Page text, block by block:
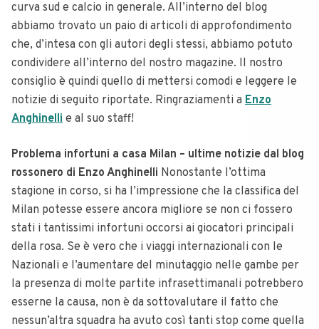
curva sud e calcio in generale. All’interno del blog
abbiamo trovato un paio di articoli di approfondimento
che, d’intesa con gli autori degli stessi, abbiamo potuto
condividere all’interno del nostro magazine. Il nostro
consiglio è quindi quello di mettersi comodi e leggere le
notizie di seguito riportate. Ringraziamenti a Enzo
Anghinelli e al suo staff!
Problema infortuni a casa Milan – ultime notizie dal blog
rossonero di Enzo Anghinelli Nonostante l’ottima
stagione in corso, si ha l’impressione che la classifica del
Milan potesse essere ancora migliore se non ci fossero
stati i tantissimi infortuni occorsi ai giocatori principali
della rosa. Se è vero che i viaggi internazionali con le
Nazionali e l’aumentare del minutaggio nelle gambe per
la presenza di molte partite infrasettimanali potrebbero
esserne la causa, non è da sottovalutare il fatto che
nessun’altra squadra ha avuto così tanti stop come quella